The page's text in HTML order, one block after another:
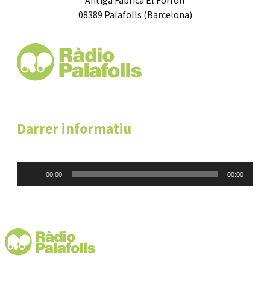
08389 Palafolls (Barcelona)
Darrer informatiu
00:00 00:00